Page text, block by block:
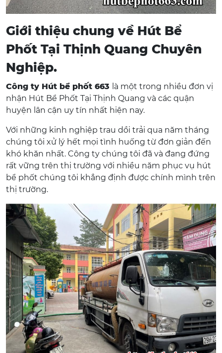
Giới thiệu chung về Hút Bể
Phốt Tại Thịnh Quang Chuyên
Nghiệp.
Công ty Hút bể phốt 663 là một trong nhiều đơn vị
nhận Hút Bể Phốt Tại Thịnh Quang và các quận
huyện lân cận uy tín nhất hiện nay.
Với những kinh nghiệp trau dồi trải qua năm tháng
chúng tôi xử lý hết mọi tình huống từ đơn giản đến
khó khăn nhất. Công ty chúng tôi đã và đang đứng
rất vững trên thị trường với nhiều năm phục vụ hút
bể phốt chúng tôi khẳng định được chính mình trên
thị trường.